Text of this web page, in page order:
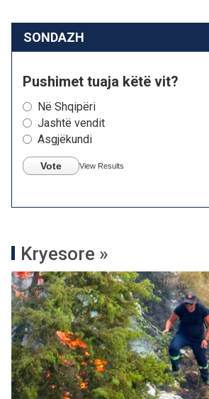
SONDAZH
Pushimet tuaja këtë vit?
Në Shqipëri
Jashtë vendit
Asgjëkundi
Vote View Results
Kryesore »